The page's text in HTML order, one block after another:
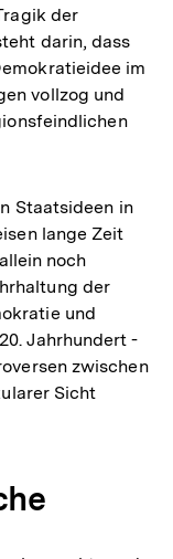
der
darin, dass
im
vollzog und
Staatsideen in
lange Zeit
noch
der
und
Jahrhundert -
zwischen
Sicht